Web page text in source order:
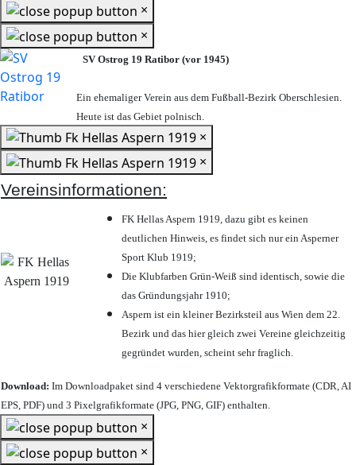
×
×
SV Ostrog 19 Ratibor (vor 1945)
Ein ehemaliger Verein aus dem Fußball-Bezirk Oberschlesien.
Heute ist das Gebiet polnisch.
×
×
Vereinsinformationen:
FK Hellas Aspern 1919, dazu gibt es keinen
deutlichen Hinweis, es findet sich nur ein Asperner
Sport Klub 1919;
Die Klubfarben Grün-Weiß sind identisch, sowie die
das Gründungsjahr 1910;
Aspern ist ein kleiner Bezirksteil aus Wien dem 22.
Bezirk und das hier gleich zwei Vereine gleichzeitig
gegründet wurden, scheint sehr fraglich.
Download: Im Downloadpaket sind 4 verschiedene Vektorgrafikformate (CDR, AI
EPS, PDF) und 3 Pixelgrafikformate (JPG, PNG, GIF) enthalten.
×
×